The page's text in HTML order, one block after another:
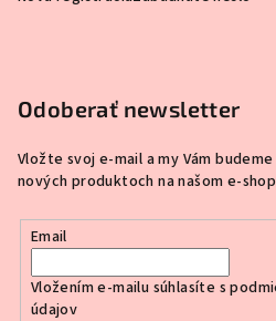
Odoberať newsletter
Vložte svoj e-mail a my Vám
nových produktoch na našom e-
Email
Vložením e-mailu súhlasíte s
údajov